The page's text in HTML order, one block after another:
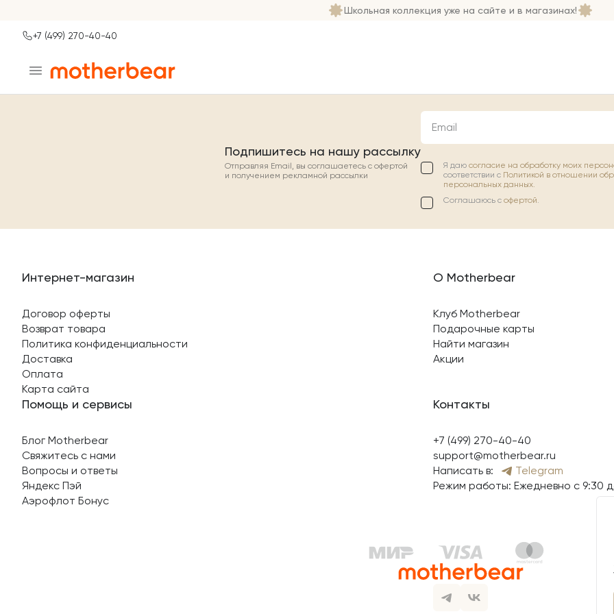
Школьная коллекция уже на сайте и в магазинах!
Ваш город
+7 (499) 270-40-40
Подпишитесь на нашу рассылку
Отправляя Email, вы соглашаетесь с офертой
и получением рекламной рассылки
Email
Я даю согласие на обработку моих
соответствии с Политикой в отношении
персональных данных.
Соглашаюсь с офертой.
Интернет-магазин
Договор оферты
Возврат товара
Политика конфиденциальности
Доставка
Оплата
Карта сайта
О Motherbear
Клуб Motherbear
Подарочные карты
Найти магазин
Акции
Помощь и сервисы
Блог Motherbear
Свяжитесь с нами
Вопросы и ответы
Яндекс Пэй
Аэрофлот Бонус
Контакты
+7 (499) 270-40-40
support@motherbear.ru
Написать в:
Telegram
Режим работы: Ежедневно с 9:30